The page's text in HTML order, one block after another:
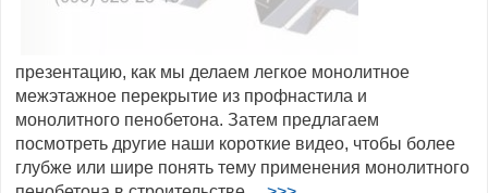
презентацию, как мы делаем легкое монолитное
межэтажное перекрытие из профнастила и
монолитного пенобетона. Затем предлагаем
посмотреть другие наши короткие видео, чтобы более
глубже или шире понять тему применения монолитного